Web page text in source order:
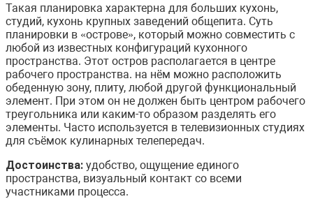
Такая планировка характерна для больших кухонь,
студий, кухонь крупных заведений общепита. Суть
планировки в «острове», который можно совместить с
любой из известных конфигураций кухонного
пространства. Этот остров располагается в центре
рабочего пространства. на нём можно расположить
обеденную зону, плиту, любой другой функциональный
элемент. При этом он не должен быть центром рабочего
треугольника или каким-то образом разделять его
элементы. Часто используется в телевизионных студиях
для съёмок кулинарных телепередач.
Достоинства: удобство, ощущение единого
пространства, визуальный контакт со всеми
участниками процесса.